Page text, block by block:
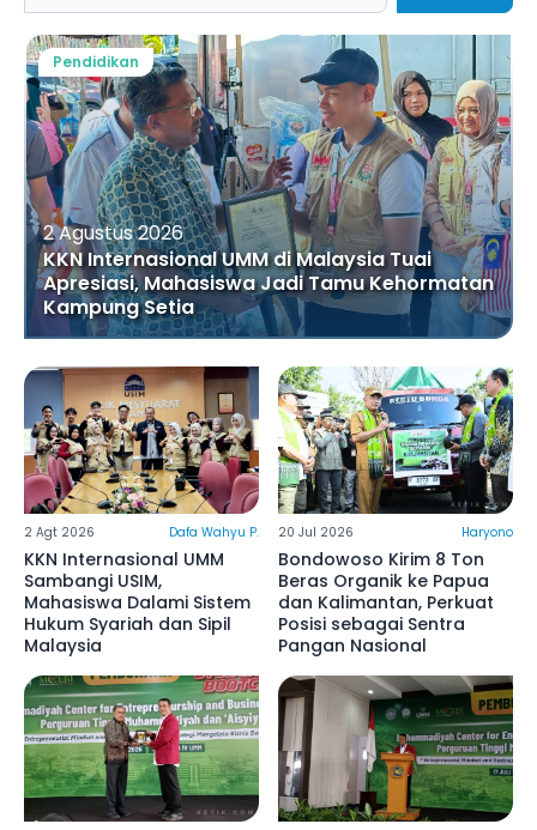
2 Agustus 2026
KKN Internasional UMM di Malaysia Tuai
Apresiasi, Mahasiswa Jadi Tamu Kehormatan
Kampung Setia
Pendidikan
2 Agt 2026 Dafa Wahyu P.
KKN Internasional UMM
Sambangi USIM,
Mahasiswa Dalami Sistem
Hukum Syariah dan Sipil
Malaysia
20 Jul 2026 Haryono
Bondowoso Kirim 8 Ton
Beras Organik ke Papua
dan Kalimantan, Perkuat
Posisi sebagai Sentra
Pangan Nasional